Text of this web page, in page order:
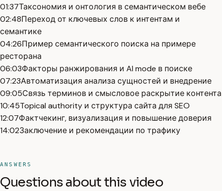
01:37Таксономия и онтология в семантическом вебе
02:48Переход от ключевых слов к интентам и
семантике
04:26Пример семантического поиска на примере
ресторана
06:03Факторы ранжирования и AI mode в поиске
07:23Автоматизация анализа сущностей и внедрение
09:05Связь терминов и смысловое раскрытие контента
10:45Topical authority и структура сайта для SEO
12:07Фактчекинг, визуализация и повышение доверия
14:02Заключение и рекомендации по трафику
ANSWERS
Questions about this video